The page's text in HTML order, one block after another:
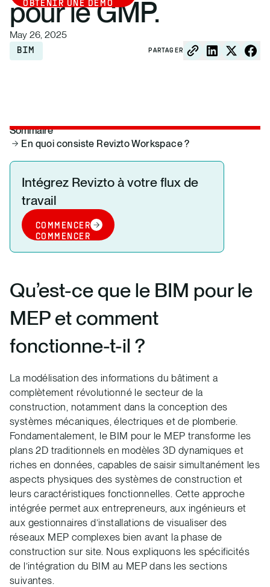
OBTENIR UNE DÉMO
pour le GMP.
May 26, 2025
BIM PARTAGER
Sommaire
En quoi consiste Revizto Workspace ?
Intégrez Revizto à votre flux de
travail
COMMENCER
COMMENCER
Qu’est-ce que le BIM pour le
MEP et comment
fonctionne-t-il ?
La modélisation des informations du bâtiment a
complètement révolutionné le secteur de la
construction, notamment dans la conception des
systèmes mécaniques, électriques et de plomberie.
Fondamentalement, le BIM pour le MEP transforme les
plans 2D traditionnels en modèles 3D dynamiques et
riches en données, capables de saisir simultanément les
aspects physiques des systèmes de construction et
leurs caractéristiques fonctionnelles. Cette approche
intégrée permet aux entrepreneurs, aux ingénieurs et
aux gestionnaires d’installations de visualiser des
réseaux MEP complexes bien avant la phase de
construction sur site. Nous expliquons les spécificités
de l’intégration du BIM au MEP dans les sections
suivantes.